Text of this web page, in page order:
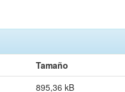
Tamaño
895,36 kB